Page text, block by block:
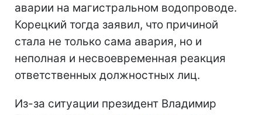
аварии на магистральном водопроводе.
Корецкий тогда заявил, что причиной
стала не только сама авария, но и
неполная и несвоевременная реакция
ответственных должностных лиц.
Из-за ситуации президент Владимир